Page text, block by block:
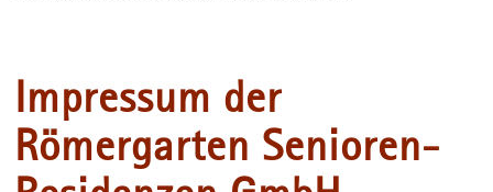
Impressum der
Römergarten Senioren-